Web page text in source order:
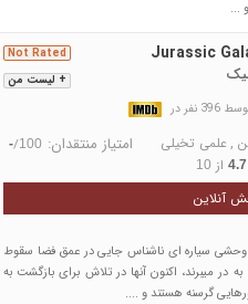
...
+ لیست من
Not Rated Jurassic
396 نفر در
,علمی تخیلی امتیاز منتقدان: -/100
4.7از 10
آنلاین
وحشی سیاره ای ناشناس جایی در عمق فضا سقوط
در میبرند، اکنون آنها در تلاش برای بازگشت به
گرسنه هستند و ....